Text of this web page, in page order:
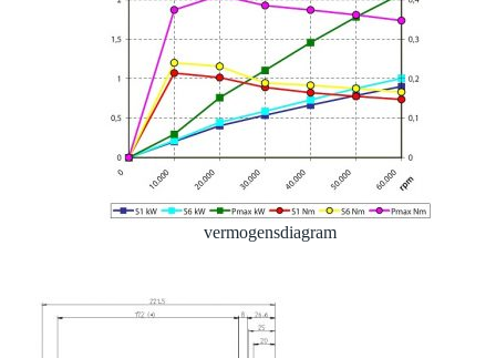
vermogensdiagram